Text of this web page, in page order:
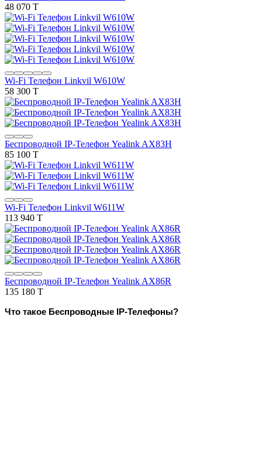
48 070 T
Wi-Fi Телефон Linkvil W610W
58 300 T
Беспроводной IP-Телефон Yealink AX83H
85 100 T
Wi-Fi Телефон Linkvil W611W
113 940 T
Беспроводной IP-Телефон Yealink AX86R
135 180 T
Что такое Беспроводные IP-Телефоны?